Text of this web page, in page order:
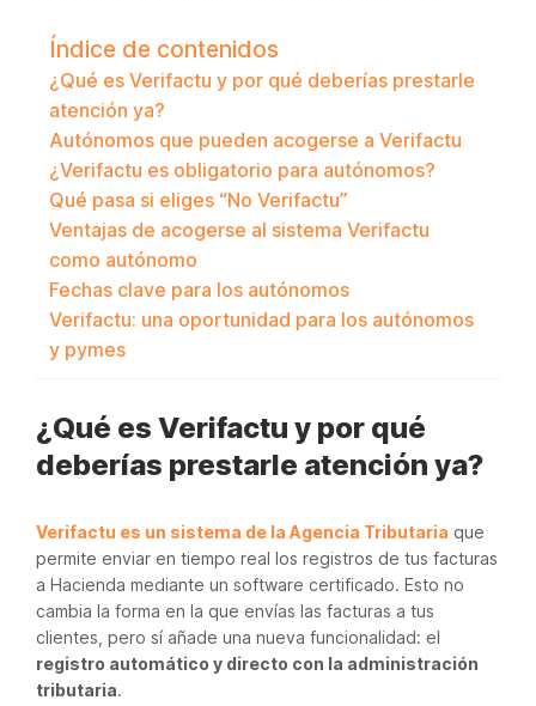
Índice de contenidos
¿Qué es Verifactu y por qué deberías prestarle
atención ya?
Autónomos que pueden acogerse a Verifactu
¿Verifactu es obligatorio para autónomos?
Qué pasa si eliges “No Verifactu”
Ventajas de acogerse al sistema Verifactu
como autónomo
Fechas clave para los autónomos
Verifactu: una oportunidad para los autónomos
y pymes
¿Qué es Verifactu y por qué
deberías prestarle atención ya?
Verifactu es un sistema de la Agencia Tributaria que
permite enviar en tiempo real los registros de tus facturas
a Hacienda mediante un software certificado. Esto no
cambia la forma en la que envías las facturas a tus
clientes, pero sí añade una nueva funcionalidad: el
registro automático y directo con la administración
tributaria.